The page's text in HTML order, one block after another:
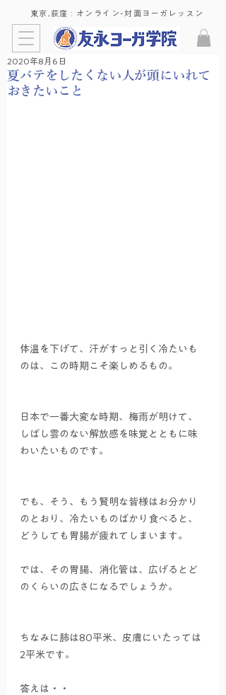
東京,荻窪 : ​オンライン-対面ヨーガレッスン
夏バテをしたくない人が頭にいれて
おきたいこと
2020年8月6日
体温を下げて、汗がすっと引く冷たいも
のは、この時期こそ楽しめるもの。
日本で一番大変な時期、梅雨が明けて、
しばし雲のない解放感を味覚とともに味
わいたいものです。
でも、そう、もう賢明な皆様はお分かり
のとおり、冷たいものばかり食べると、
どうしても胃腸が疲れてしまいます。
では、その胃腸、消化管は、広げるとど
のくらいの広さになるでしょうか。
ちなみに肺は80平米、皮膚にいたっては
2平米です。
答えは・・